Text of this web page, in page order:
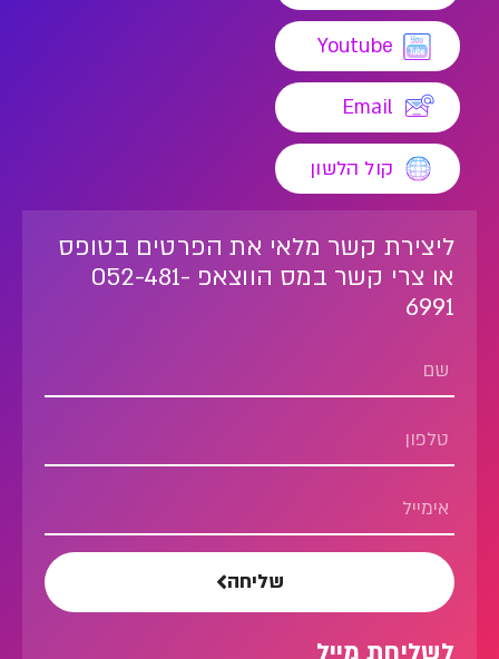
Youtube
Email
קול הלשון
ליצירת קשר מלאי את הפרטים בטופס
או צרי קשר במס הווצאפ 052-481-
6991
שליחה